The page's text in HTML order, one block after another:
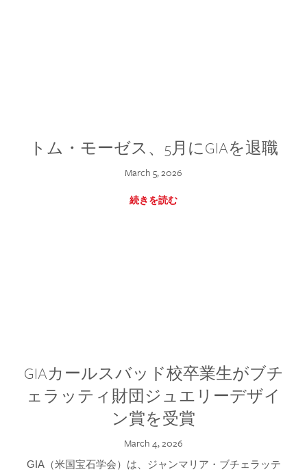
トム・モーゼス、5月にGIAを退職
March 5, 2026
続きを読む
GIAカールスバッド校卒業生がブチ
ェラッティ財団ジュエリーデザイ
ン賞を受賞
March 4, 2026
GIA（米国宝石学会）は、ジャンマリア・ブチェラッテ